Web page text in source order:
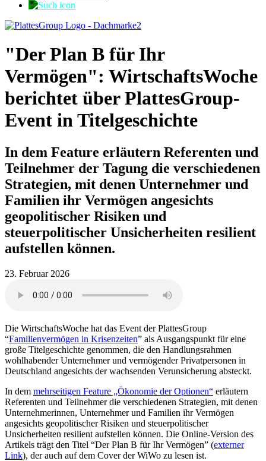
"Der Plan B für Ihr
Vermögen": WirtschaftsWoche
berichtet über PlattesGroup-
Event in Titelgeschichte
In dem Feature erläutern Referenten und
Teilnehmer der Tagung die verschiedenen
Strategien, mit denen Unternehmer und
Familien ihr Vermögen angesichts
geopolitischer Risiken und
steuerpolitischer Unsicherheiten resilient
aufstellen können.
23. Februar 2026
Die WirtschaftsWoche hat das Event der PlattesGroup
“Familienvermögen in Krisenzeiten” als Ausgangspunkt für eine
große Titelgeschichte genommen, die den Handlungsrahmen
wohlhabender Unternehmer und vermögender Privatpersonen in
Deutschland angesichts der wachsenden Verunsicherung absteckt.
In dem mehrseitigen Feature „Ökonomie der Optionen“ erläutern
Referenten und Teilnehmer die verschiedenen Strategien, mit denen
Unternehmerinnen, Unternehmer und Familien ihr Vermögen
angesichts geopolitischer Risiken und steuerpolitischer
Unsicherheiten resilient aufstellen können. Die Online-Version des
Artikels trägt den Titel “Der Plan B für Ihr Vermögen” (externer
Link), der auch auf dem Cover der WiWo zu lesen ist.